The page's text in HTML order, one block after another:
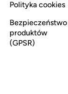
Polityka cookies
Bezpieczeństwo
produktów
(GPSR)